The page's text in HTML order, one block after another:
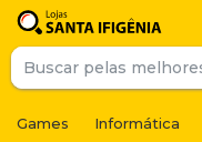
Games Informática